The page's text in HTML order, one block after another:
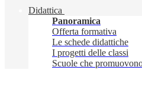
Didattica
Panoramica
Offerta formativa
Le schede didattiche
I progetti delle classi
Scuole che